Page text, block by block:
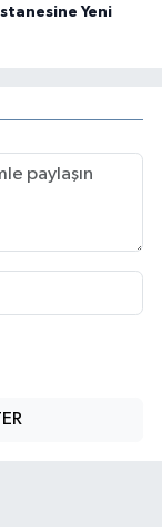
Yeni